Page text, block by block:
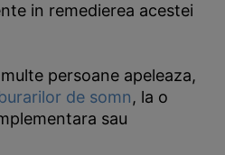
in remedierea acestei
persoane apeleaza,
de somn, la o
sau